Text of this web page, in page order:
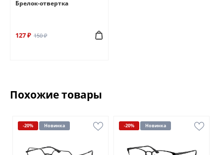
Брелок-отвертка
127 ₽ 150 ₽
Похожие товары
-20% Новинка -20% Новинка